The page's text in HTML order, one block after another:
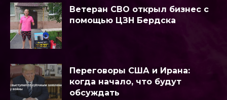
Ветеран СВО открыл бизнес с
помощью ЦЗН Бердска
Переговоры США и Ирана:
когда начало, что будут
обсуждать